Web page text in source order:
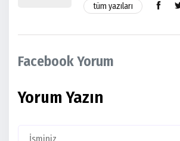
tüm yazıları
Facebook Yorum
Yorum Yazın